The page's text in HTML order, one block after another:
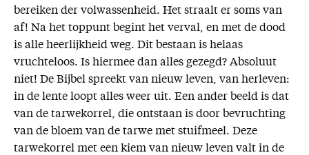
bereiken der volwassenheid. Het straalt er soms van
af! Na het toppunt begint het verval, en met de dood
is alle heerlijkheid weg. Dit bestaan is helaas
vruchteloos. Is hiermee dan alles gezegd? Absoluut
niet! De Bijbel spreekt van nieuw leven, van herleven:
in de lente loopt alles weer uit. Een ander beeld is dat
van de tarwekorrel, die ontstaan is door bevruchting
van de bloem van de tarwe met stuifmeel. Deze
tarwekorrel met een kiem van nieuw leven valt in de